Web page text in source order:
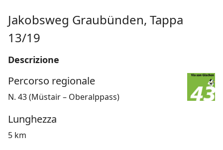
Jakobsweg Graubünden, Tappa
13/19
Descrizione
Percorso regionale
N. 43 (Müstair – Oberalppass)
Lunghezza
5 km